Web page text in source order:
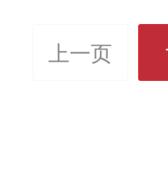
力，充分
积极性。
683万元
件。同时
依托护林
火预警系
化、精细
来，林西
法宣传力
报、携手
种子3个
批次合格
的标签填
完善等问
发现。当
大井镇派
动物保护
上一页